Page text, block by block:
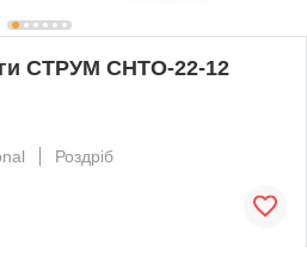
СТРУМ СНТО-22-12
Роздріб